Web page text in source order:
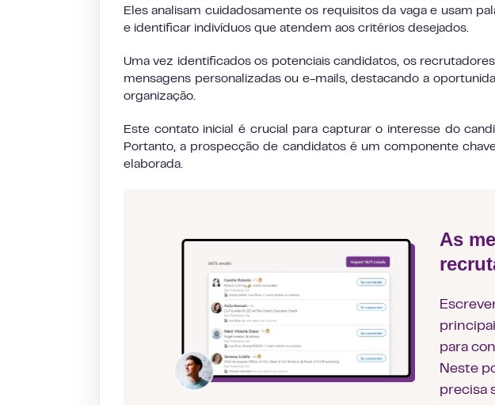
Eles analisam cuidadosamente os requisitos da vaga e usam
e identificar indivíduos que atendem aos critérios desejados.
Uma vez identificados os potenciais candidatos, os
mensagens personalizadas ou e-mails, destacando a
organização.
Este contato inicial é crucial para capturar o interesse do
Portanto, a prospecção de candidatos é um componente
elaborada.
As
para
Neste
precisa